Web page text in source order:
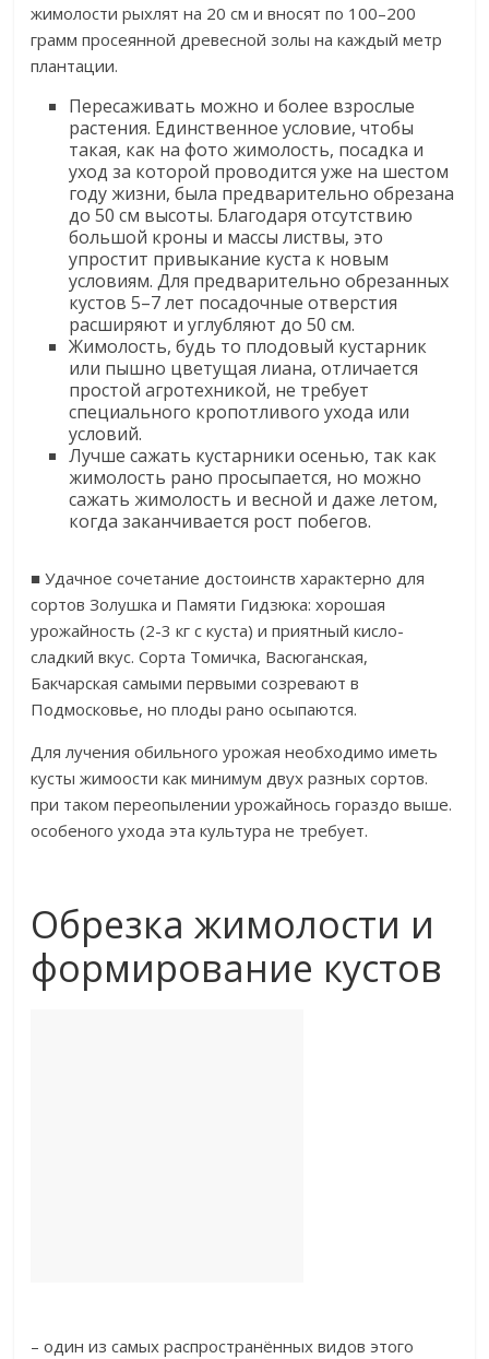
жимолости рыхлят на 20 см и вносят по 100–200
грамм просеянной древесной золы на каждый метр
плантации.​
​Пересаживать можно и более взрослые
растения. Единственное условие, чтобы
такая, как на фото жимолость, посадка и
уход за которой проводится уже на шестом
году жизни, была предварительно обрезана
до 50 см высоты. Благодаря отсутствию
большой кроны и массы листвы, это
упростит привыкание куста к новым
условиям. Для предварительно обрезанных
кустов 5–7 лет посадочные отверстия
расширяют и углубляют до 50 см.​
​Жимолость, будь то плодовый кустарник
или пышно цветущая лиана, отличается
простой агротехникой, не требует
специального кропотливого ухода или
условий.​
​Лучше сажать кустарники осенью, так как
жимолость рано просыпается, но можно
сажать жимолость и весной и даже летом,
когда заканчивается рост побегов.​
​■ Удачное сочетание достоинств характерно для
сортов Золушка и Памяти Гидзюка: хорошая
урожайность (2-3 кг с куста) и приятный кисло-
сладкий вкус. Сорта Томичка, Васюганская,
Бакчарская самыми первыми созревают в
Подмосковье, но плоды рано осыпаются.​
​Для лучения обильного урожая необходимо иметь
кусты жимоости как минимум двух разных сортов.
при таком переопылении урожайнось гораздо выше.
особеного ухода эта культура не требует.​
Обрезка жимолости и
формирование кустов
​– один из самых распространённых видов этого